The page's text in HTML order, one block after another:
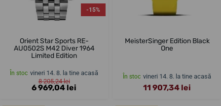
-15%
Orient Star Sports RE-
AU0502S M42 Diver 1964
Limited Edition
În stoc vineri 14. 8. la tine acasă
8 205,24 lei
6 969,04 lei
MeisterSinger Edition Black
One
În stoc vineri 14. 8. la tine acasă
11 907,34 lei